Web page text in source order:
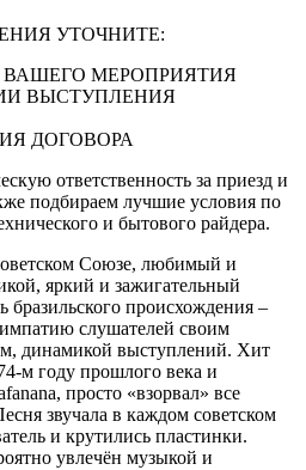
УТОЧНИТЕ:
ВАШЕГО МЕРОПРИЯТИЯ
ВЫСТУПЛЕНИЯ
ДОГОВОРА
ответственность за приезд и
подбираем лучшие условия по
и бытового райдера.
Союзе, любимый и
яркий и зажигательный
бразильского происхождения –
слушателей своим
динамикой выступлений. Хит
м году прошлого века и
просто «взорвал» все
звучала в каждом советском
и крутились пластинки.
увлечён музыкой и